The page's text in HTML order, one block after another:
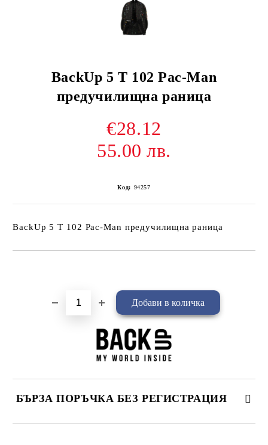
BackUp 5 T 102 Pac-Man
предучилищна раница
€28.12
55.00 лв.
Код: 94257
BackUp 5 T 102 Pac-Man предучилищна раница
БЪРЗА ПОРЪЧКА БЕЗ РЕГИСТРАЦИЯ